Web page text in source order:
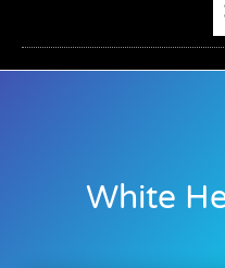
White